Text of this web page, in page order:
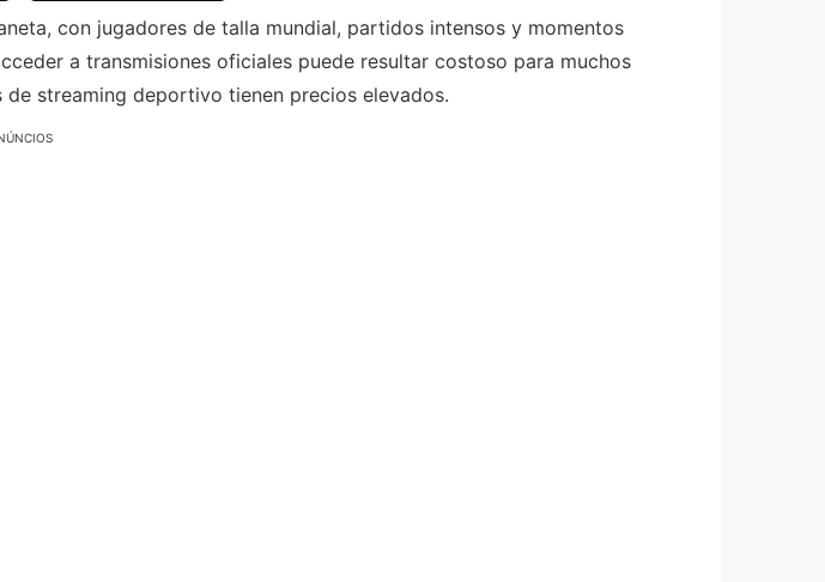
con jugadores de talla mundial, partidos intensos y momentos
a transmisiones oficiales puede resultar costoso para muchos
streaming deportivo tienen precios elevados.